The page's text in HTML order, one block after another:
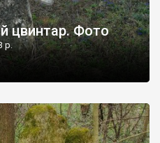
цвинтар. Фото
р.